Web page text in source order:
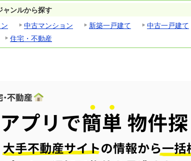
ャンルから探す
中古マンション 新築一戸建て 中古一戸建て
住宅・不動産